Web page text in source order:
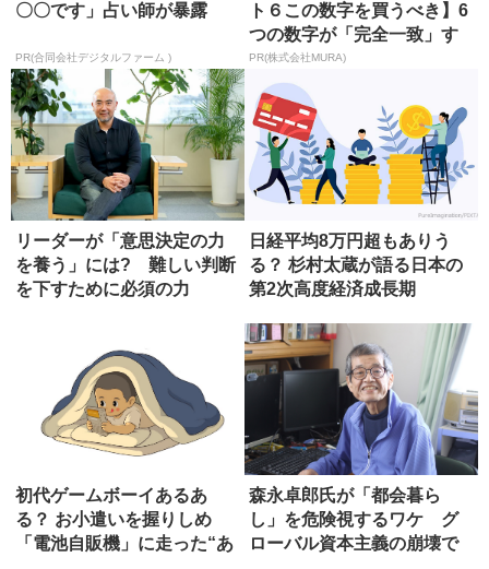
〇〇です」占い師が暴露
PR(合同会社デジタルファーム )
ト６この数字を買うべき】6
つの数字が「完全一致」す
る方...
PR(株式会社MURA)
リーダーが「意思決定の力
を養う」には? 難しい判断
を下すために必須の力
日経平均8万円超もありう
る？ 杉村太蔵が語る日本の
第2次高度経済成長期
初代ゲームボーイあるあ
る？ お小遣いを握りしめ
「電池自販機」に走った“あ
森永卓郎氏が「都会暮ら
し」を危険視するワケ グ
ローバル資本主義の崩壊で